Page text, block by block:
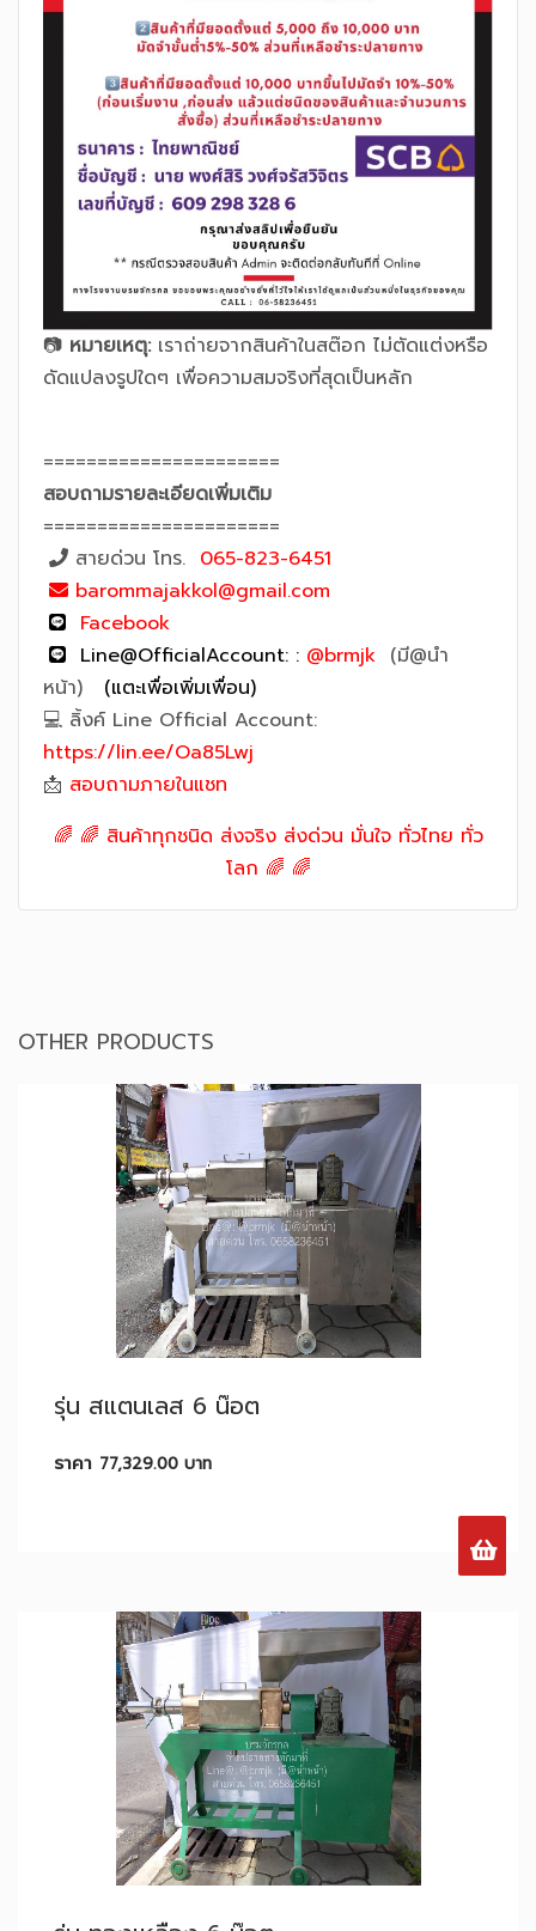
📷 หมายเหตุ: เราถ่ายจากสินค้าในสต๊อก ไม่ตัดแต่งหรือ
ดัดแปลงรูปใดๆ เพื่อความสมจริงที่สุดเป็นหลัก
======================
สอบถามรายละเอียดเพิ่มเติม
======================
สายด่วน โทร. 065-823-6451
barommajakkol@gmail.com
Facebook
Line@OfficialAccount: : @brmjk (มี@นำ
หน้า) (แตะเพื่อเพิ่มเพื่อน)
💻 ลิ้งค์ Line Official Account:
https://lin.ee/Oa85Lwj
📩 สอบถามภายในแชท
🌈 🌈 สินค้าทุกชนิด ส่งจริง ส่งด่วน มั่นใจ ทั่วไทย ทั่ว
โลก 🌈 🌈
OTHER PRODUCTS
รุ่น สแตนเลส 6 น๊อต
ราคา 77,329.00 บาท